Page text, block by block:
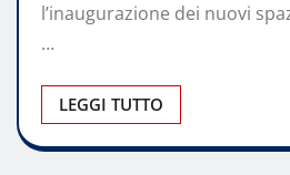
l’inaugurazione dei nuovi
…
LEGGI TUTTO